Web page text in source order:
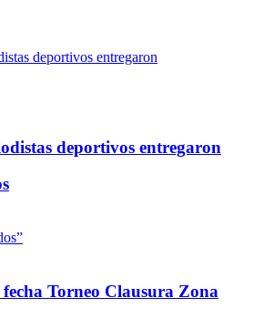
deportivos entregaron
Torneo Clausura Zona